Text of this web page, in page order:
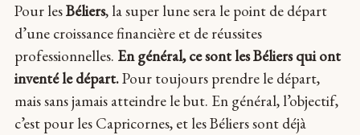
Pour lesBéliers, la super lune sera le point de départ
d’une croissance financière et de réussites
professionnelles. En général, ce sont les Béliers qui ont
inventé le départ.Pour toujours prendre le départ,
mais sans jamais atteindre le but. En général, l’objectif,
c’est pour les Capricornes, et les Béliers sont déjà